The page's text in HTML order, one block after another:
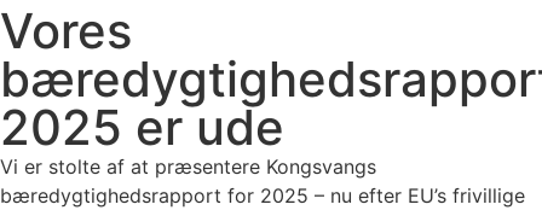
Vores
2025 er ude
Vi er stolte af at præsentere Kongsvangs
bæredygtighedsrapport for 2025 – nu efter EU’s frivillige